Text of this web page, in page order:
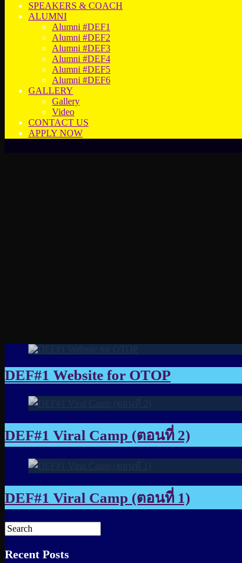
SPEAKERS & COACH
ALUMNI
Alumni #DEF1
Alumni #DEF2
Alumni #DEF3
Alumni #DEF4
Alumni #DEF5
Alumni #DEF6
GALLERY
Gallery
Video
CONTACT US
APPLY NOW
DEF#1 Website for OTOP
DEF#1 Viral Camp (ตอนที่ 2)
DEF#1 Viral Camp (ตอนที่ 1)
Recent Posts